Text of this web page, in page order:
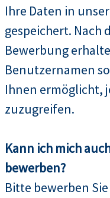
Ihre Daten in
gespeichert. Nach
Bewerbung
Benutzernamen
Ihnen ermöglicht,
zuzugreifen.
Kann ich mich
bewerben?
Bitte bewerben